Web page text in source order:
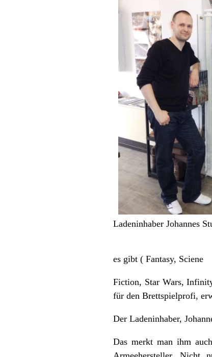
Ladeninhaber Johannes
es gibt ( Fantasy, Sciene
Fiction, Star Wars,
für den Brettspielprofi,
Der Ladeninhaber,
Das merkt man ihm